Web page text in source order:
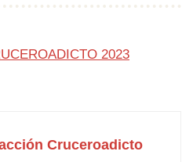
Cruceroadicto